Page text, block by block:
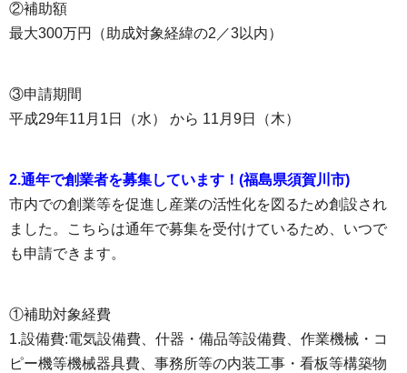
②補助額
最大300万円（助成対象経緯の2／3以内）
③申請期間
平成29年11月1日（水） から 11月9日（木）
2.通年で創業者を募集しています！(福島県須賀川市)
市内での創業等を促進し産業の活性化を図るため創設され
ました。こちらは通年で募集を受付けているため、いつで
も申請できます。
①補助対象経費
1.設備費:電気設備費、什器・備品等設備費、作業機械・コ
ピー機等機械器具費、事務所等の内装工事・看板等構築物